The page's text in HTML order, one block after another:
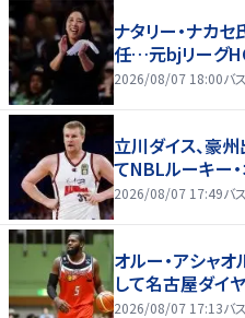
ナタリー・ナカ
任…元bjリーグ
2026/08/07 18:00バ
立川ダイス、豪
てNBLルーキー
2026/08/07 17:49バ
オルー・アシャ
して名古屋ダイ
2026/08/07 17:13バ